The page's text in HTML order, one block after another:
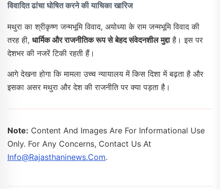
विवादित ढांचा घोषित करने की याचिका खारिज
मथुरा का श्रीकृष्ण जन्मभूमि विवाद, अयोध्या के राम जन्मभूमि विवाद की
तरह ही, धार्मिक और राजनीतिक रूप से बेहद संवेदनशील मुद्दाहै। इस पर
देशभर की नजरें टिकी रहती हैं।
आगे देखना होगा कि मामला उच्च न्यायालय में किस दिशा में बढ़ता है और
इसका असर मथुरा और देश की राजनीति पर क्या पड़ता है।
Note: Content And Images Are For Informational Use
Only. For Any Concerns, Contact Us At
Info@rajasthaninews.com.